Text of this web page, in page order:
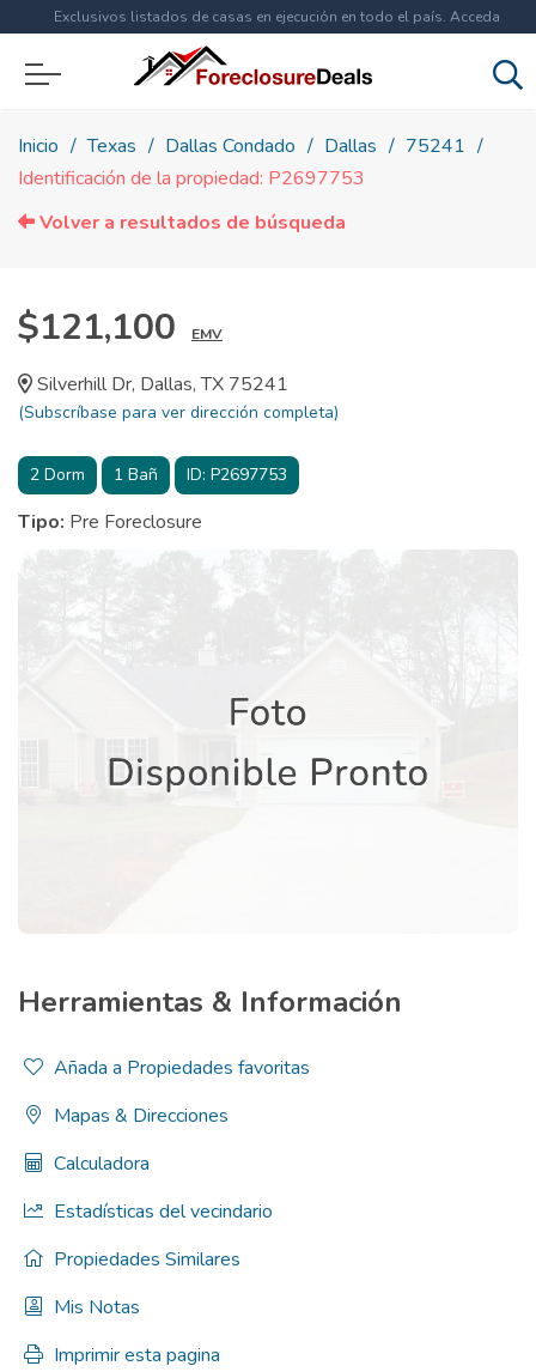
Exclusivos listados de casas en ejecución en todo el país. Acceda
ahora a
Inicio Texas Dallas Condado Dallas
75241
Identificación de la propiedad: P2697753
Volver a resultados de búsqueda
$121,100 EMV
Silverhill Dr, Dallas, TX 75241
(Subscríbase para ver dirección completa)
2 Dorm 1 Bañ ID: P2697753
Tipo: Pre Foreclosure
Herramientas & Información
Añada a Propiedades favoritas
Mapas & Direcciones
Calculadora
Estadísticas del vecindario
Propiedades Similares
Mis Notas
Imprimir esta pagina